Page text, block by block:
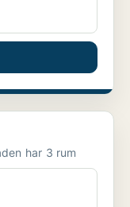
i Sandviken Bostaden har 3 rum